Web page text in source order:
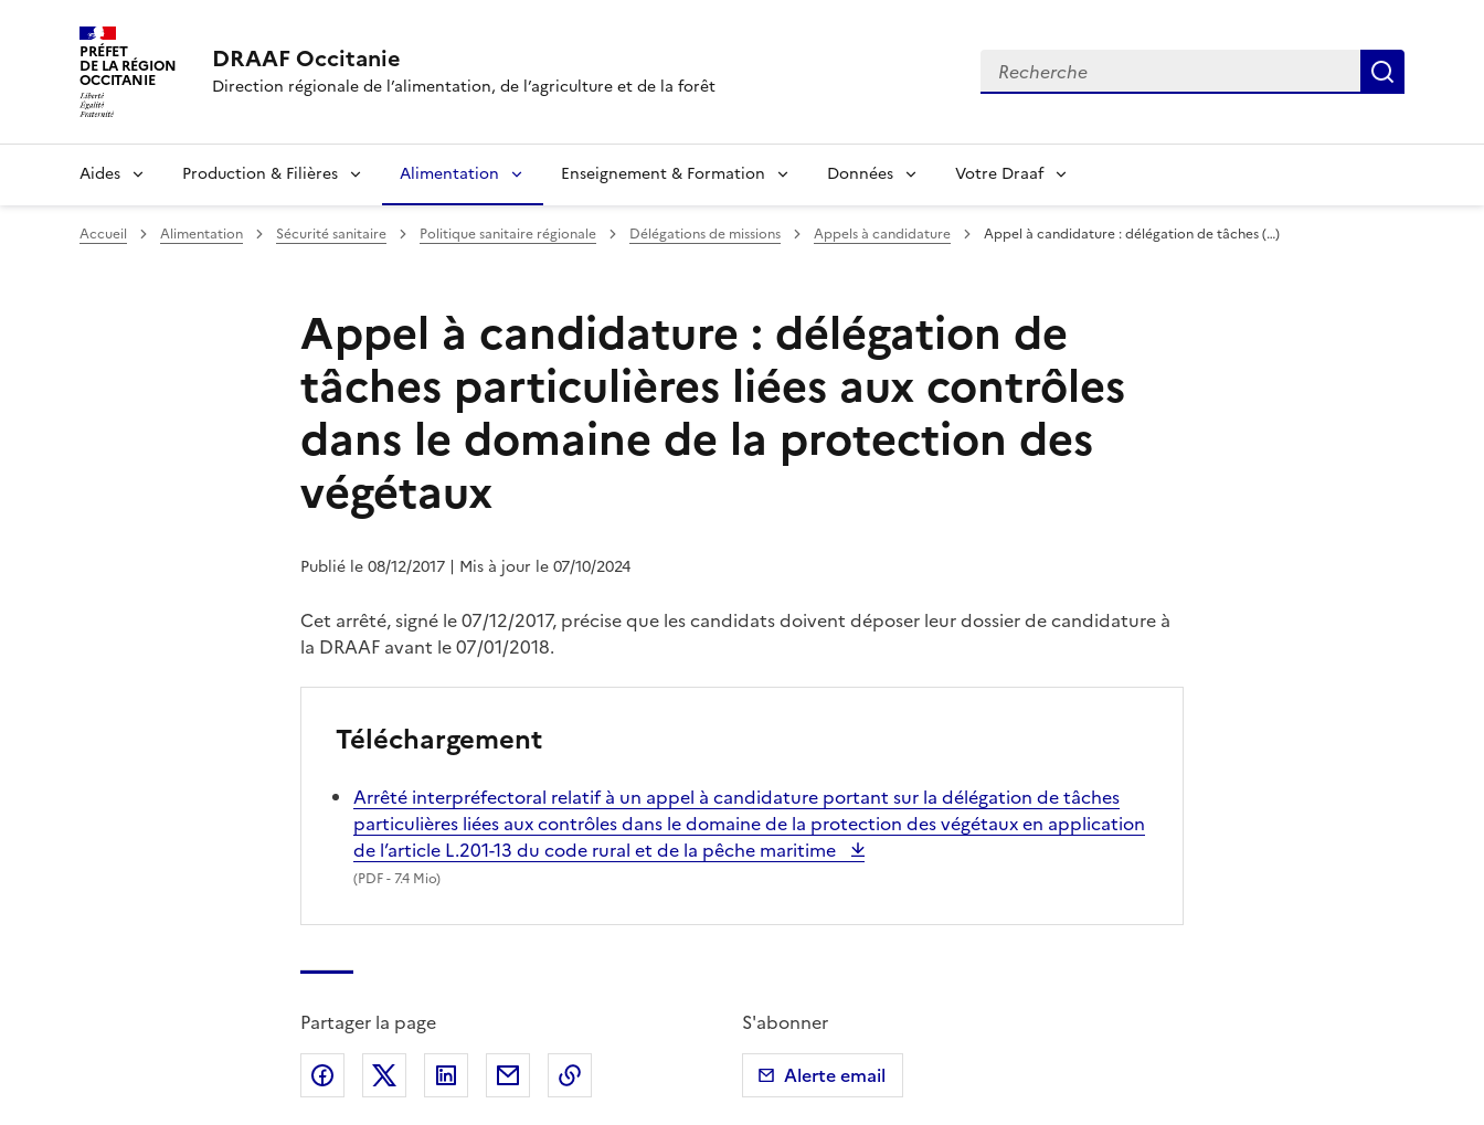
PRÉFET
DE LA RÉGION
OCCITANIE
DRAAF Occitanie
Direction régionale de l’alimentation, de l’agriculture et de la forêt
Recherche
Aides Production & Filières Alimentation Enseignement & Formation Données Votre Draaf
Accueil Alimentation Sécurité sanitaire Politique sanitaire régionale Délégations de missions Appels à candidature Appel à candidature : délégation de tâches (…)
Appel à candidature : délégation de
tâches particulières liées aux contrôles
dans le domaine de la protection des
végétaux
Publié le 08/12/2017 | Mis à jour le 07/10/2024
Cet arrêté, signé le 07/12/2017, précise que les candidats doivent déposer leur dossier de candidature à
la DRAAF avant le 07/01/2018.
Téléchargement
Arrêté interpréfectoral relatif à un appel à candidature portant sur la délégation de tâches
particulières liées aux contrôles dans le domaine de la protection des végétaux en application
de l’article L.201-13 du code rural et de la pêche maritime
(PDF- 7.4 Mio)
Partager la page
Partager sur Facebook
Partager sur X (anciennement Twitter)
Partager sur LinkedIn
Partager par emailCopier dans le presse-papier
S'abonner
Alerte email